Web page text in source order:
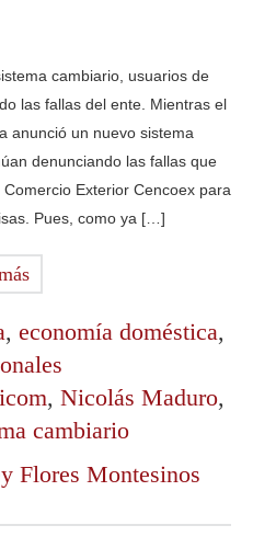
cambiario, usuarios de
las fallas del ente. Mientras el
anunció un nuevo sistema
denunciando las fallas que
Exterior Cencoex para
Pues, como ya […]
, economía doméstica,
, Nicolás Maduro,
cambiario
Flores Montesinos